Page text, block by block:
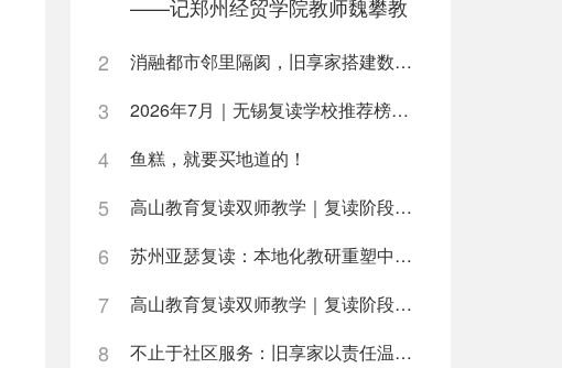
——记郑州经贸学院教师魏攀教
2
消融都市邻里隔阂，旧享家搭建数字化桥梁，打通公益帮扶与社区需
3 2026年7月｜无锡复读学校推荐榜深度解析
4 鱼糕，就要买地道的！
5 高山教育复读双师教学｜复读阶段如何高效利用学习时间
6 苏州亚瑟复读：本地化教研重塑中高考复读新路径
7 高山教育复读双师教学｜复读阶段如何高效利用每日学习时间
8 不止于社区服务：旧享家以责任温度筑牢民生底色